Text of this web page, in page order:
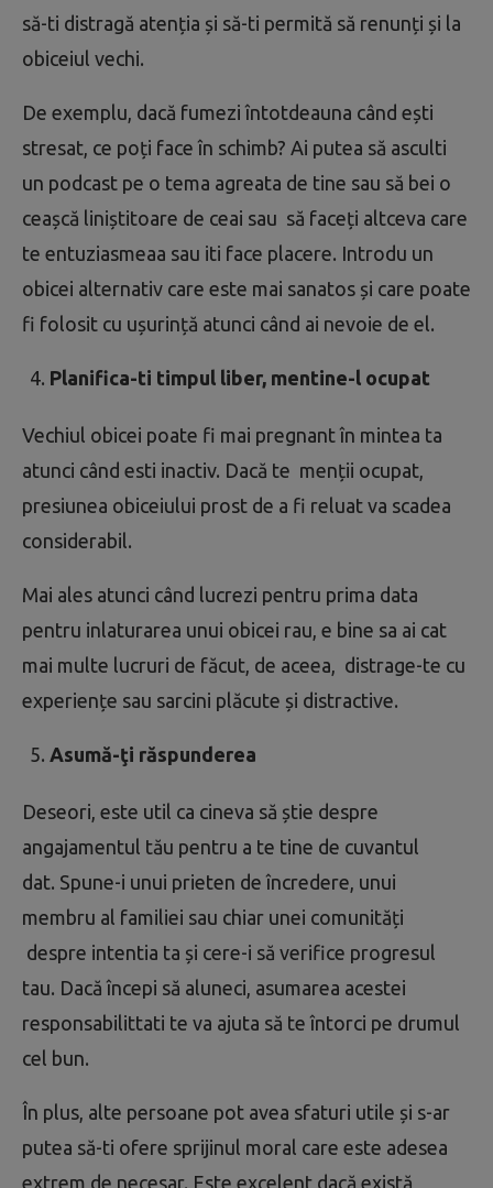
să-ti distragă atenția și să-ti permită să renunți și la
obiceiul vechi.
De exemplu, dacă fumezi întotdeauna când ești
stresat, ce poți face în schimb? Ai putea să asculti
un podcast pe o tema agreata de tine sau să bei o
ceașcă liniștitoare de ceai sau să faceți altceva care
te entuziasmeaa sau iti face placere. Introdu un
obicei alternativ care este mai sanatos și care poate
fi folosit cu ușurință atunci când ai nevoie de el.
Planifica-ti timpul liber, mentine-l ocupat
Vechiul obicei poate fi mai pregnant în mintea ta
atunci când esti inactiv. Dacă te menții ocupat,
presiunea obiceiului prost de a fi reluat va scadea
considerabil.
Mai ales atunci când lucrezi pentru prima data
pentru inlaturarea unui obicei rau, e bine sa ai cat
mai multe lucruri de făcut, de aceea, distrage-te cu
experiențe sau sarcini plăcute și distractive.
Asumă-ţi răspunderea
Deseori, este util ca cineva să știe despre
angajamentul tău pentru a te tine de cuvantul
dat. Spune-i unui prieten de încredere, unui
membru al familiei sau chiar unei comunități
despre intentia ta și cere-i să verifice progresul
tau. Dacă începi să aluneci, asumarea acestei
responsabilittati te va ajuta să te întorci pe drumul
cel bun.
În plus, alte persoane pot avea sfaturi utile și s-ar
putea să-ti ofere sprijinul moral care este adesea
extrem de necesar. Este excelent dacă există